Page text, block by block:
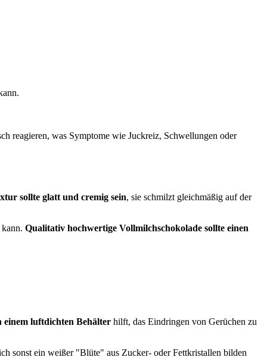
reagieren, was Symptome wie Juckreiz, Schwellungen oder
sollte glatt und cremig sein, sie schmilzt gleichmäßig auf der
Qualitativ hochwertige Vollmilchschokolade sollte einen
luftdichten Behälter hilft, das Eindringen von Gerüchen zu
sonst ein weißer "Blüte" aus Zucker- oder Fettkristallen bilden